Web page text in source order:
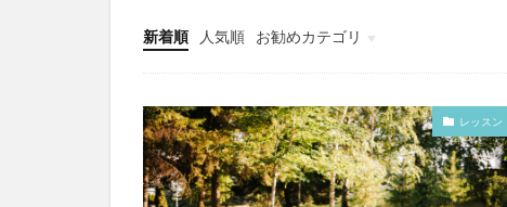
新着順 人気順
お勧めカテゴリ
レッスン
レッスン